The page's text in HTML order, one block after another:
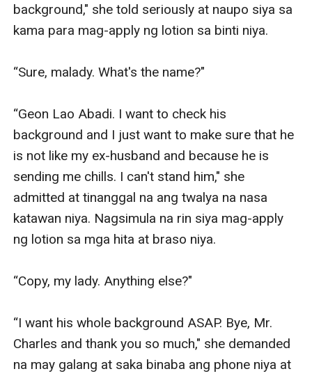
background," she told seriously at naupo siya sa
kama para mag-apply ng lotion sa binti niya.
“Sure, malady. What's the name?"
“Geon Lao Abadi. I want to check his
background and I just want to make sure that he
is not like my ex-husband and because he is
sending me chills. I can't stand him," she
admitted at tinanggal na ang twalya na nasa
katawan niya. Nagsimula na rin siya mag-apply
ng lotion sa mga hita at braso niya.
“Copy, my lady. Anything else?"
“I want his whole background ASAP. Bye, Mr.
Charles and thank you so much," she demanded
na may galang at saka binaba ang phone niya at